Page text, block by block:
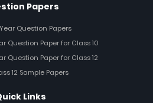
Papers
Question Papers
Question Paper for Class 10
Question Paper for Class 12
12 Sample Papers
Links